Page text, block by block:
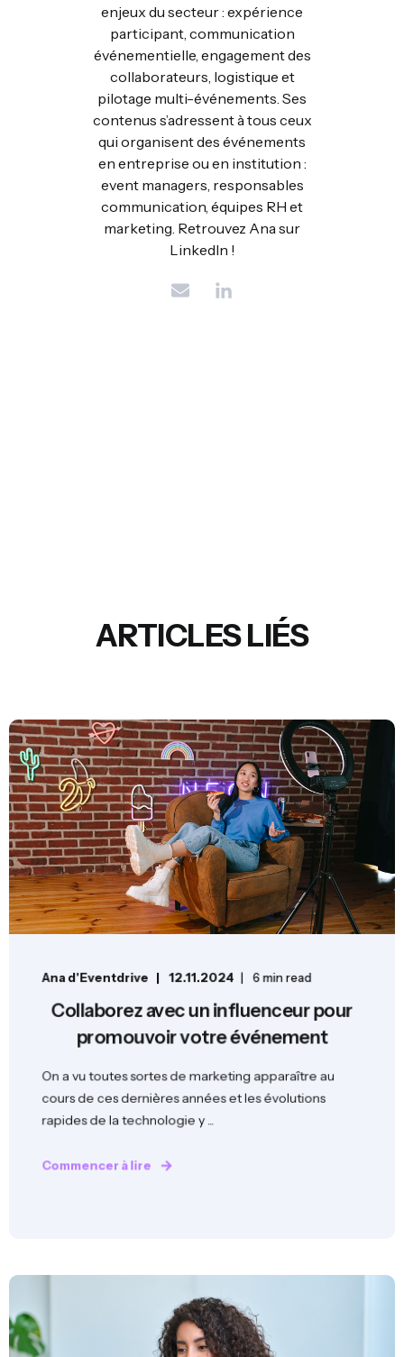
enjeux du secteur : expérience
participant, communication
événementielle, engagement des
collaborateurs, logistique et
pilotage multi-événements. Ses
contenus s’adressent à tous ceux
qui organisent des événements
en entreprise ou en institution :
event managers, responsables
communication, équipes RH et
marketing. Retrouvez Ana sur
LinkedIn !
ARTICLES LIÉS
Ana d'Eventdrive 12.11.2024 6 min read
Collaborez avec un influenceur pour
promouvoir votre événement
On a vu toutes sortes de marketing apparaître au
cours de ces dernières années et les évolutions
rapides de la technologie y ...
Commencer à lire